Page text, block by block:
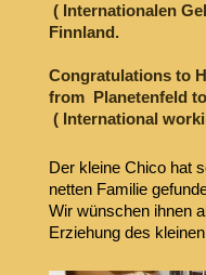
( Internationalen
Finnland.
Congratulations to
from Planetenfeld
( International
Der kleine Chico hat
netten Familie
Wir wünschen ihnen
Erziehung des